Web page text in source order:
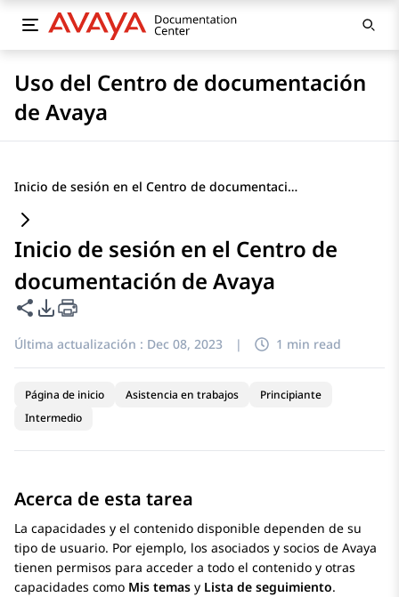
Uso del Centro de documentación
de Avaya
Inicio de sesión en el Centro de documentación de Avaya
Inicio de sesión en el Centro de
documentación de Avaya
Compartir esta página
Opciones de exportación de PDF
Última actualización : Dec 08, 2023 | 1 min read
Página de inicio Asistencia en trabajos
Principiante
Intermedio
Acerca de esta tarea
La capacidades y el contenido disponible dependen de su
tipo de usuario. Por ejemplo, los asociados y socios de Avaya
tienen permisos para acceder a todo el contenido y otras
capacidades como Mis temas y Lista de seguimiento.